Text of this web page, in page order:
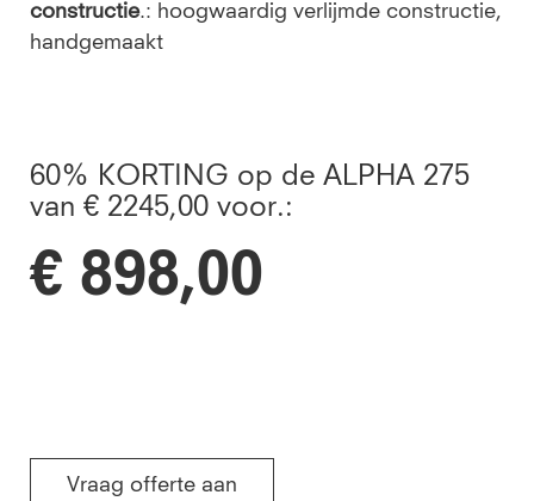
constructie.: hoogwaardig verlijmde constructie,
handgemaakt
60% KORTING op de ALPHA 275
van € 2245,00 voor.:
€ 898,00
Vraag offerte aan